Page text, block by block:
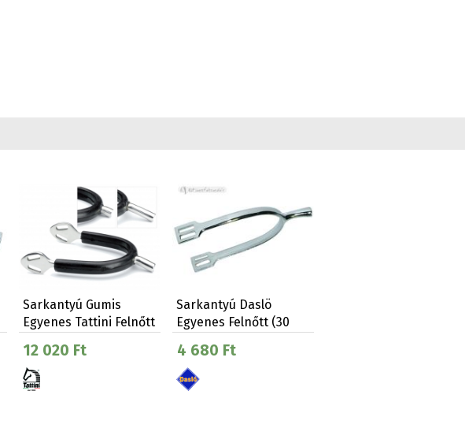
Sarkantyú Gumis
Egyenes Tattini Felnőtt
12 020 Ft
Sarkantyú Daslö
Egyenes Felnőtt (30
4 680 Ft